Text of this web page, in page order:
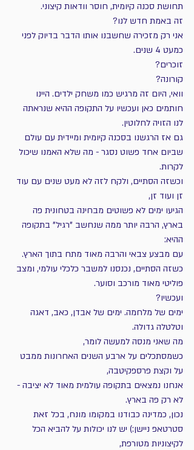
תחושת סכנה קיומית, חוסר וודאות קיצוני.
זה באמת חדש לנו?
אני רק מזכירה שחשבנו אותו הדבר בדיוק לפני
כמעט 4 שנים.
זוכרים?
קורונה?
וואי, היום זה מרגיש כמו משחק ילדים. היינו
חותמים כאן ועכשיו על התקופה ההיא שנראתה
לנו הזויה לחלוטין.
גם אז הרגשנו בסכנה קיומית ומיידית עם עולם
שביום אחד פשוט נסגר - מה שלא האמנו שיכול
לקרות.
וכשזה הסתיים, ולקח לזה לא מעט שנים עם עוד
זן ועוד זן,
הגיעו ימים לא פשוטים מבחינה בטחונית פה
בארץ, הרבה יותר ממה שנחשב "רגיל" בתקופה
ההיא:
עם מבצע צבאי והרבה מאוד מתח בתוך הארץ.
כשזה הסתיים, נכנסנו למשבר כלכלי עולמי, ומצב
פוליטי מאוד מורכב וסוער.
ועכשיו?
ימים של מלחמה. ימים של אבדן, כאב, דאגה
וטלטלה גדולה.
מה שאני מנסה למעשה לומר,
כשמסתכלים על ארבע השנים האחרונות ממבט
על וקצת פרספקיטבה,
אנחנו נמצאים בתקופה עולמית מאוד לא יציבה -
לא רק פה בארץ.
נכון, כמדינה כבודנו במקומו מונח, בכל זאת
סטרטאפ ניישן:) יש לנו יכולות על להביא הכל
לקיצוניות מטורפת,